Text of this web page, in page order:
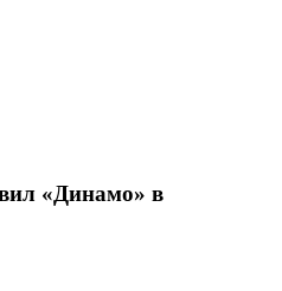
«Динамо» в